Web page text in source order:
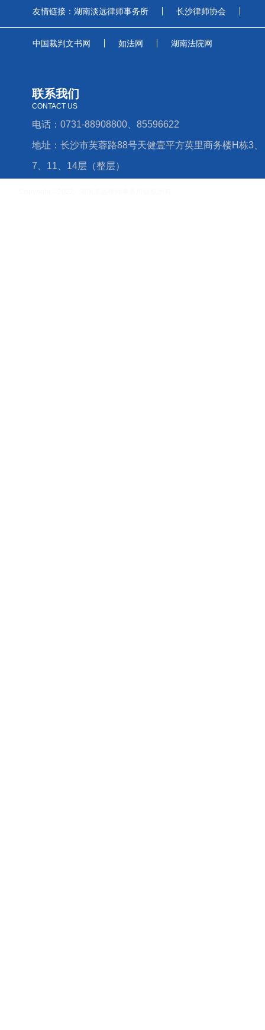
友情链接： 湖南淡远律师事务所 长沙律师协会
中国裁判文书网 如法网 湖南法院网
联系我们
CONTACT US
电话：0731-88908800、85596622
地址：长沙市芙蓉路88号天健壹平方英里商务楼H栋3、
7、11、14层（整层）